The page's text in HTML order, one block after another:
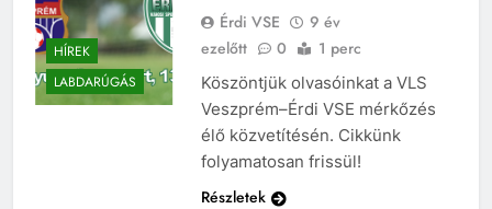
HÍREK
LABDARÚGÁS
Érdi VSE
9 év
ezelőtt
0 1 perc
Köszöntjük olvasóinkat a VLS
Veszprém–Érdi VSE mérkőzés
élő közvetítésén. Cikkünk
folyamatosan frissül!
Részletek